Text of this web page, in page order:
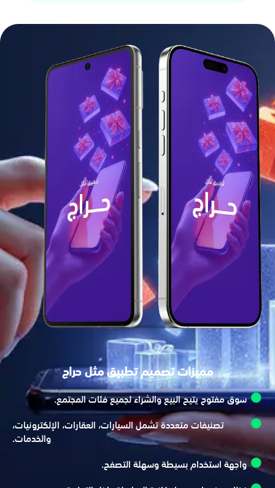
مميزات تصميم تطبيق مثل حراج
سوق مفتوح يتيح البيع والشراء لجميع فئات المجتمع.
تصنيفات متعددة تشمل السيارات، العقارات، الإلكترونيات،
والخدمات.
واجهة استخدام بسيطة وسهلة التصفح.